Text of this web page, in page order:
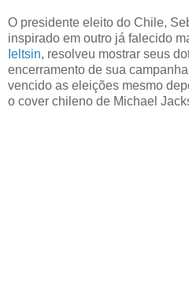
O presidente eleito do Chile,
inspirado em outro já falecido
Ieltsin, resolveu mostrar seus
encerramento de sua
vencido as eleições mesmo
o cover chileno de Michael